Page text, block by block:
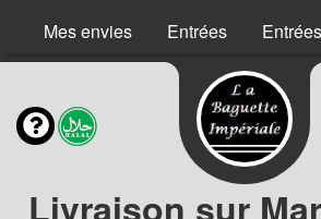
Mes envies Entrées
Livraison sur